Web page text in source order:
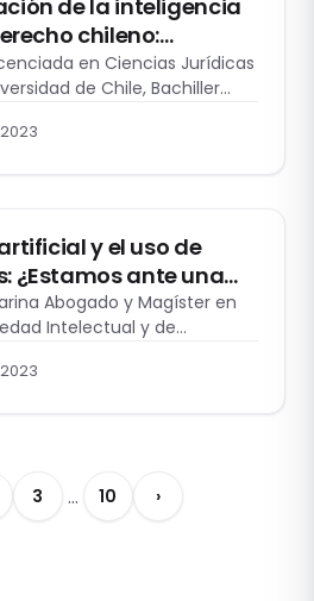
de la inteligencia
chileno:
el proyecto de ley que
de inteligencia
y las tecnologías
ámbitos de
en Ciencias Jurídicas
de Chile, Bachiller…
y el uso de
¿Estamos ante una
al Derecho de Autor?
Abogado y Magíster en
Intelectual y de…
3 … 10 ›